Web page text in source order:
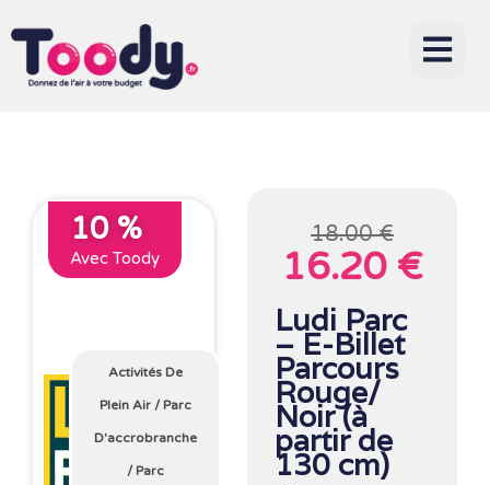
10 %
Avec Toody
Activités De
Plein Air /Parc
D'accrobranche
/Parc
18.00 €
16.20 €
Ludi Parc
– E-Billet
Parcours
Rouge/
Noir (à
partir de
130 cm)